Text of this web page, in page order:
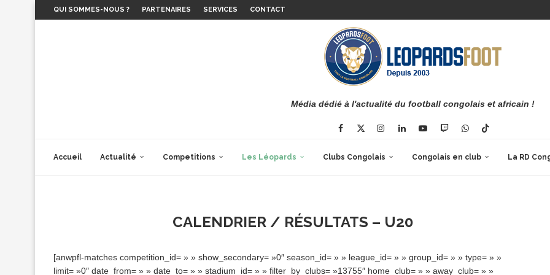
QUI SOMMES-NOUS ? PARTENAIRES SERVICES CONTACT
Média dédié à l'actualité du football congolais et africain !
Accueil Actualité Competitions Les Léopards Clubs Congolais Congolais en club La RD
CALENDRIER / RÉSULTATS – U20
[anwpfl-matches competition_id= » » show_secondary= »0″ season_id= » » league_id= » » group_id= » » type= » »
limit= »0″ date_from= » » date_to= » » stadium_id= » » filter_by_clubs= »13755″ home_club= » » away_club= » »